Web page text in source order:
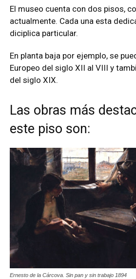
El museo cuenta con dos pisos,
actualmente. Cada una esta
diciplica particular.
En planta baja por ejemplo, se
Europeo del siglo XII al VIII y
del siglo XIX.
Las obras más
este piso son:
Ernesto de la Cárcova. Sin pan y sin trabajo 1894